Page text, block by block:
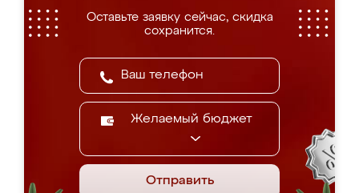
Оставьте заявку сейчас, скидка
сохранится.
Желаемый бюджет
Отправить